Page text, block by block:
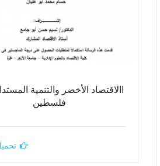
االاقتصاد الأخضر والتنمية
فلسطين